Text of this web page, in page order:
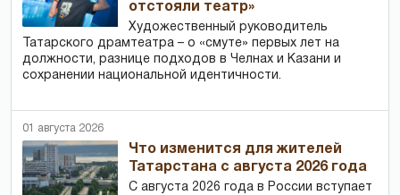
отстояли театр»
Художественный руководитель
Татарского драмтеатра – о «смуте» первых лет на
должности, разнице подходов в Челнах и Казани и
сохранении национальной идентичности.
01 августа 2026
Что изменится для жителей
Татарстана с августа 2026 года
С августа 2026 года в России вступает